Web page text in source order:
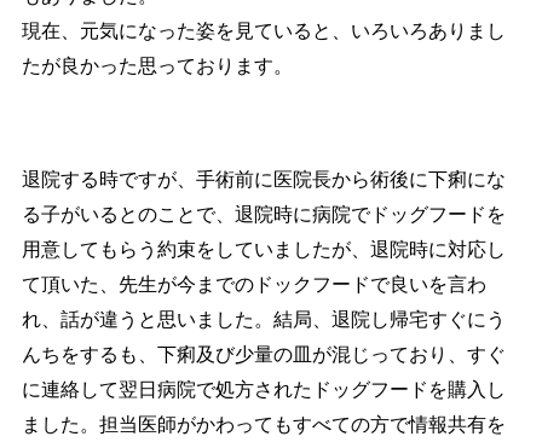
現在、元気になった姿を見ていると、いろいろありまし
たが良かった思っております。
退院する時ですが、手術前に医院長から術後に下痢にな
る子がいるとのことで、退院時に病院でドッグフードを
用意してもらう約束をしていましたが、退院時に対応し
て頂いた、先生が今までのドックフードで良いを言わ
れ、話が違うと思いました。結局、退院し帰宅すぐにう
んちをするも、下痢及び少量の皿が混じっており、すぐ
に連絡して翌日病院で処方されたドッグフードを購入し
ました。担当医師がかわってもすべての方で情報共有を